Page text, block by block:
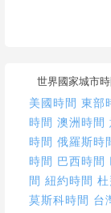
世界國家城市
美國時間 東部
時間 澳洲時間
時間 俄羅斯時
時間 巴西時間
間 紐約時間
莫斯科時間 台